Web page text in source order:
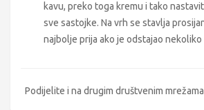
kavu, preko toga kremu i tako
sve sastojke. Na vrh se stavlja
najbolje prija ako je odstajao nekoliko
Podijelite i na drugim društvenim